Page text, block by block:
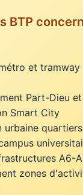
BTP
et tramway
Part-Dieu
Smart City
urbaine
A6-
zones